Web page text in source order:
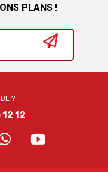
PLANS !
?
12